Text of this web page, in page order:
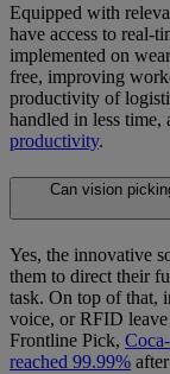
Equipped with
have access to real-
implemented on
free, improving
productivity of
handled in less time,
productivity.
Can vision
Yes, the innovative
them to direct their
task. On top of that,
voice, or RFID
Frontline Pick,
reached 99.99%